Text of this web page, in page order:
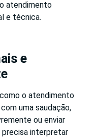
atendimento
e técnica.
e
o atendimento
uma saudação,
ou enviar
precisa interpretar